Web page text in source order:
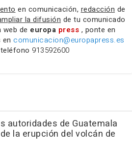
en comunicación, redacción de
la difusión de tu comunicado
web de europa press , ponte en
comunicacion@europapress.es
913592600
autoridades de Guatemala
la erupción del volcán de